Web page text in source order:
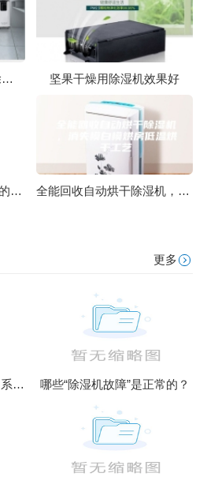
广州潮湿没有冬天 要用除湿机防潮 坚果干燥用除湿机效果好
恒温恒湿空调不同工况下的自动控制 全能回收自动烘干除湿机，消失模白模烘房低温烘干工艺
更多
恒温恒湿培养箱（ASM）系列升级款 哪些“除湿机故障”是正常的？